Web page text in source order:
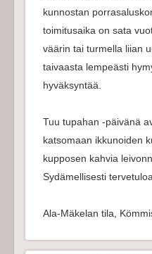
kunnostan
toimitusaika on sata
väärin tai turmella liian
taivaasta lempeästi
hyväksyntää.
Tuu tupahan -päivänä
katsomaan ikkunoiden
kupposen kahvia
Sydämellisesti
Ala-Mäkelan tila,